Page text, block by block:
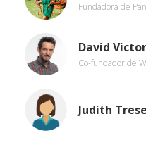
Fundadora de
David
Co-fundador de
Judith